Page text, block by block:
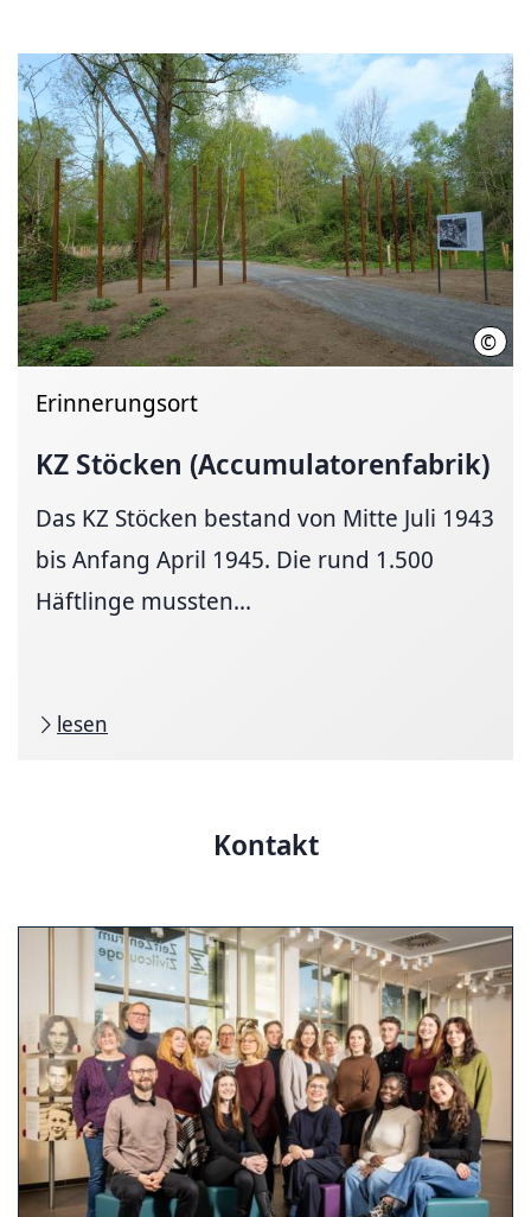
© LHH
Erinnerungsort
KZ Stöcken (Accumulatorenfabrik)
Das KZ Stöcken bestand von Mitte Juli 1943
bis Anfang April 1945. Die rund 1.500
Häftlinge mussten...
lesen
Kontakt